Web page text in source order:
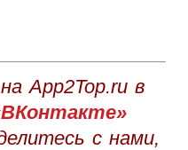
App2Top.ru в
с нами,